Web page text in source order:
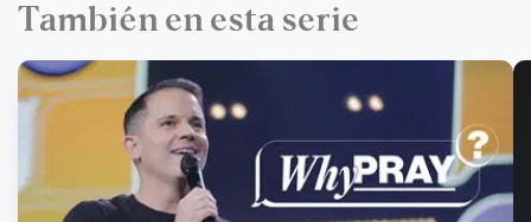
También en esta serie